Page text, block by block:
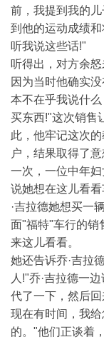
前，我提到我的
到他的运动成绩
听我说这些话!"
听得出，对方余
因为当时他确实
本不在乎我说什
买东西!"这次销售
此，他牢记这次
户，结果取得了意
一次，一位中年妇
说她想在这儿看
·吉拉德她想买一
面"福特"车行的销
来这儿看看。
她还告诉乔·吉拉
人!"乔·吉拉德一
代了一下，然后
现在有时间，我
的。"他们正谈着